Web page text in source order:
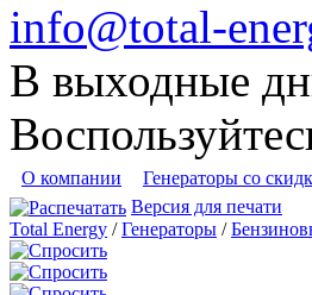
info@total-
В выходные
О компании Генераторы со
Версия для печати
Total Energy /Генераторы /